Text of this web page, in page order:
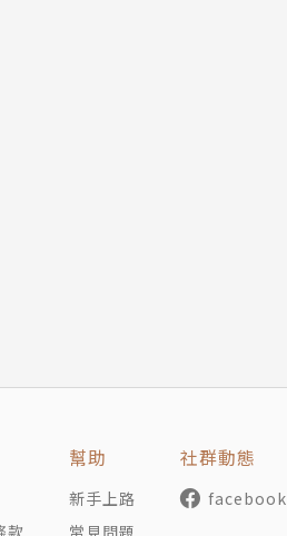
款
幫助
新手上路
常見問題
社群動態
facebook